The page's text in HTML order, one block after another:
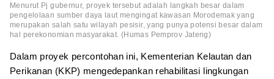
Menurut Pj gubernur, proyek tersebut adalah langkah besar dalam
pengelolaan sumber daya laut mengingat kawasan Morodemak yang
merupakan salah satu wilayah pesisir, yang punya potensi besar dalam
hal perekonomian masyarakat. (Humas Pemprov Jateng)
Dalam proyek percontohan ini, Kementerian Kelautan dan
Perikanan (KKP) mengedepankan rehabilitasi lingkungan